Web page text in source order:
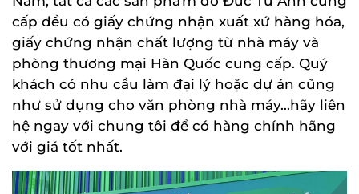
cấp đều có giấy chứng nhận xuất xứ hàng hóa,
giấy chứng nhận chất lượng từ nhà máy và
phòng thương mại Hàn Quốc cung cấp. Quý
khách có nhu cầu làm đại lý hoặc dự án cũng
như sử dụng cho văn phòng nhà máy...hãy liên
hệ ngay với chung tôi để có hàng chính hãng
với giá tốt nhất.